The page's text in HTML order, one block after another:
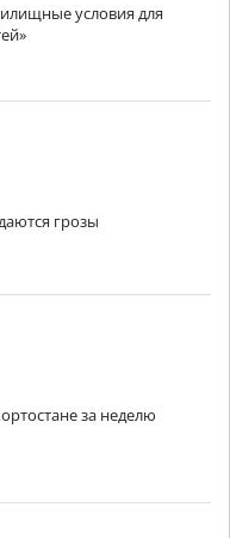
условия для
грозы
за неделю